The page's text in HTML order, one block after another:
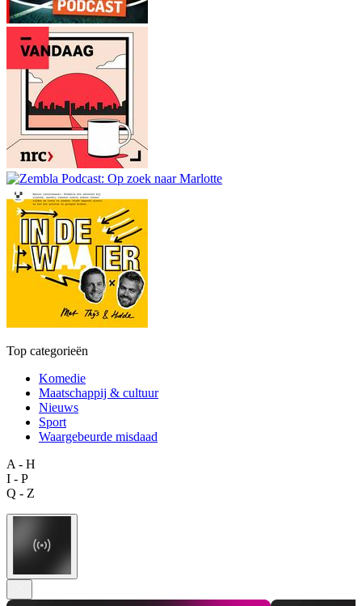
Top categorieën
Komedie
Maatschappij & cultuur
Nieuws
Sport
Waargebeurde misdaad
A - H
I - P
Q - Z